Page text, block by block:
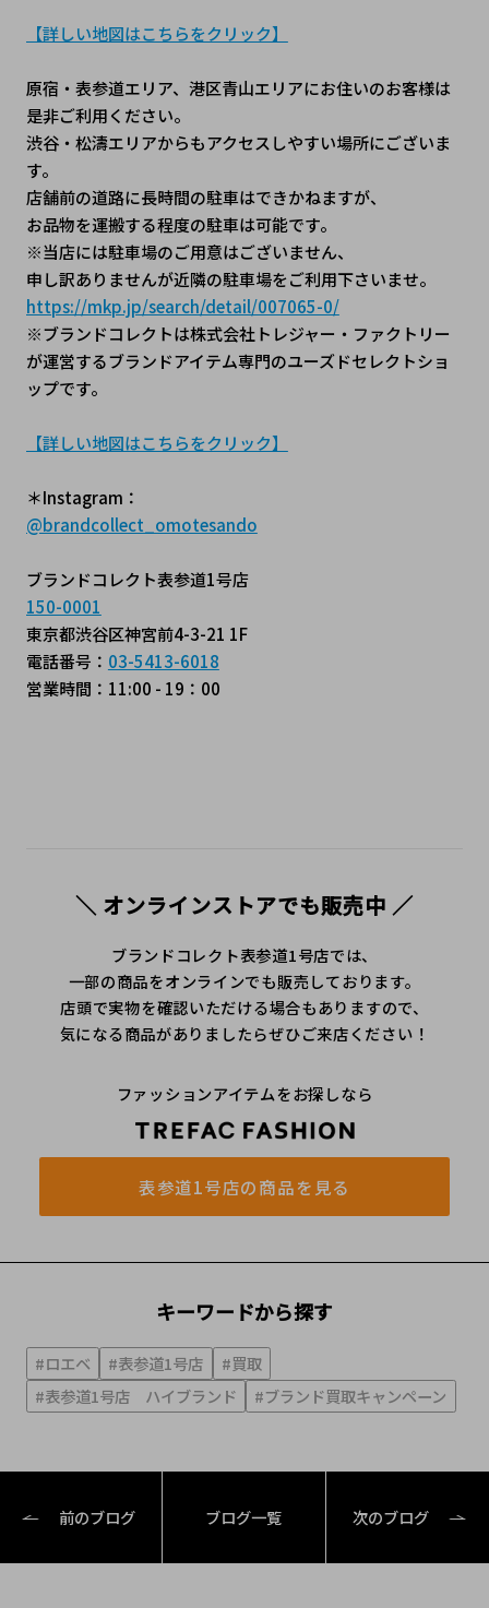
【詳しい地図はこちらをクリック】
原宿・表参道エリア、港区青山エリアにお住いのお客様は
是非ご利用ください。
渋谷・松濤エリアからもアクセスしやすい場所にございま
す。
店舗前の道路に長時間の駐車はできかねますが、
お品物を運搬する程度の駐車は可能です。
※当店には駐車場のご用意はございません、
申し訳ありませんが近隣の駐車場をご利用下さいませ。
https://mkp.jp/search/detail/007065-0/
※ブランドコレクトは株式会社トレジャー・ファクトリー
が運営するブランドアイテム専門のユーズドセレクトショ
ップです。
【詳しい地図はこちらをクリック】
＊Instagram：
@brandcollect_omotesando
ブランドコレクト表参道1号店
150-0001
東京都渋谷区神宮前4-3-21 1F
電話番号： 03-5413-6018
営業時間：11:00 - 19：00
＼ オンラインストアでも販売中 ／
ブランドコレクト表参道1号店では、
一部の商品をオンラインでも販売しております。
店頭で実物を確認いただける場合もありますので、
気になる商品がありましたらぜひご来店ください！
ファッションアイテムをお探しなら
表参道1号店の商品を見る
キーワードから探す
#ロエベ #表参道1号店
#買取
#表参道1号店 ハイブランド
#ブランド買取キャンペーン
前のブログ ブログ一覧 次のブログ